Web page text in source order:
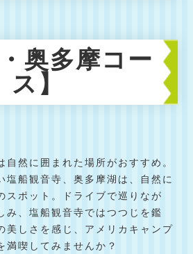
・奥多摩コー
ス】
自然に囲まれた場所がおすすめ。
塩船観音寺、奥多摩湖は、自然に
スポット。ドライブで巡りなが
み、塩船観音寺ではつつじを鑑
美しさを感じ、アメリカキャンプ
満喫してみませんか？